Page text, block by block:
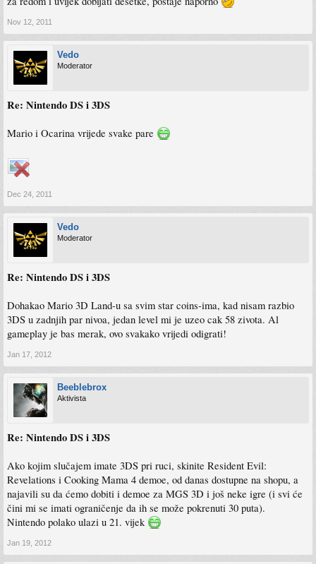
Nov 12, 2011
Vedo
Moderator
Re: Nintendo DS i 3DS
Mario i Ocarina vrijede svake pare
Dec 24, 2011
Vedo
Moderator
Re: Nintendo DS i 3DS
Dohakao Mario 3D Land-u sa svim star coins-ima, kad nisam razbio
3DS u zadnjih par nivoa, jedan level mi je uzeo cak 58 zivota. Al
gameplay je bas merak, ovo svakako vrijedi odigrati!
Jan 17, 2012
Beeblebrox
Aktivista
Re: Nintendo DS i 3DS
Ako kojim slučajem imate 3DS pri ruci, skinite Resident Evil:
Revelations i Cooking Mama 4 demoe, od danas dostupne na shopu, a
najavili su da ćemo dobiti i demoe za MGS 3D i još neke igre (i svi će
čini mi se imati ograničenje da ih se može pokrenuti 30 puta).
Nintendo polako ulazi u 21. vijek
Jan 19, 2012